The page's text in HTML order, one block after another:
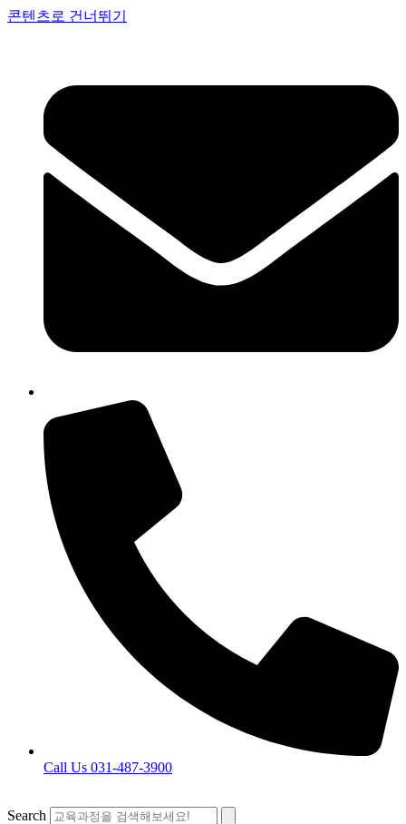
콘텐츠로 건너뛰기
Call Us 031-487-3900
Search